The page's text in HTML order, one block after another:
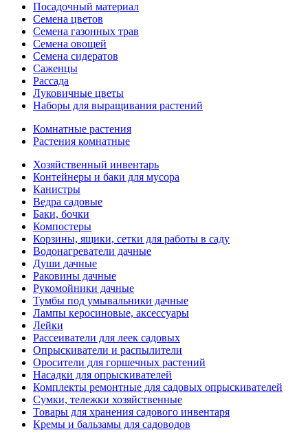
Посадочный материал
Семена цветов
Семена газонных трав
Семена овощей
Семена сидератов
Саженцы
Рассада
Луковичные цветы
Наборы для выращивания растений
Комнатные растения
Растения комнатные
Хозяйственный инвентарь
Контейнеры и баки для мусора
Канистры
Ведра садовые
Баки, бочки
Компостеры
Корзины, ящики, сетки для работы в саду
Водонагреватели дачные
Души дачные
Раковины дачные
Рукомойники дачные
Тумбы под умывальники дачные
Лампы керосиновые, аксессуары
Лейки
Рассеиватели для леек садовых
Опрыскиватели и распылители
Оросители для горшечных растений
Насадки для опрыскивателей
Комплекты ремонтные для садовых опрыскивателей
Сумки, тележки хозяйственные
Товары для хранения садового инвентаря
Кремы и бальзамы для садоводов